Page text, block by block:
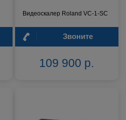
Видеоскалер Roland VC-1-SC
Звоните
109 900 р.